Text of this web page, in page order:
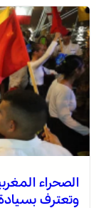
الصحراء
وتعترف
الصحراء
بسيادة المغرب
برقية تعزية